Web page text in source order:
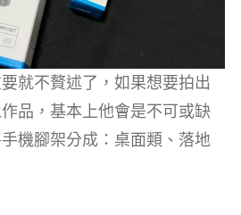
就不贅述了，如果想要拍出
品，基本上他會是不可或缺
機腳架分成：桌面類、落地